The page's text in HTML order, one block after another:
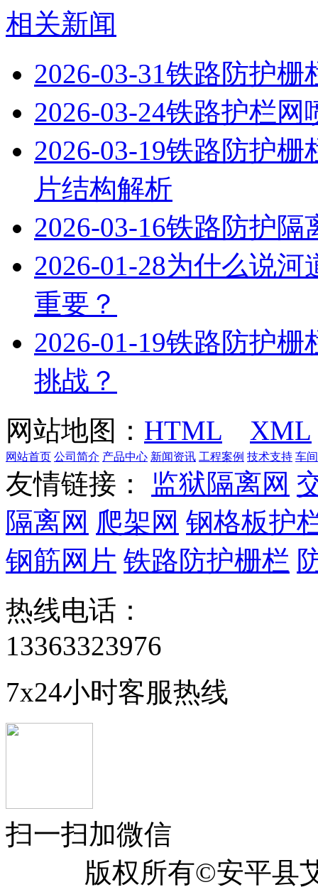
相关新闻
2026-03-31铁路防护栅
2026-03-24铁路护栏网
2026-03-19铁路防护栅
片结构解析
2026-03-16铁路防护隔
2026-01-28为什么说河
重要？
2026-01-19铁路防护栅
挑战？
网站地图： HTML XML
网站首页 公司简介 产品中心 新闻资讯 工程案例 技术支持 车
友情链接： 监狱隔离网
隔离网 爬架网 钢格板护
钢筋网片 铁路防护栅栏
热线电话：
13363323976
7x24小时客服热线
扫一扫加微信
版权所有©安平